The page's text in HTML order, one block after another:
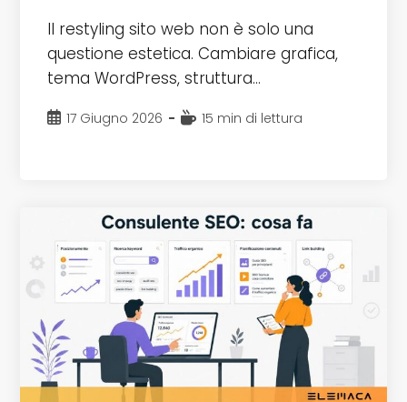
Il restyling sito web non è solo una
questione estetica. Cambiare grafica,
tema WordPress, struttura…
Articolo
17 Giugno 2026
Tempo15 min di lettura